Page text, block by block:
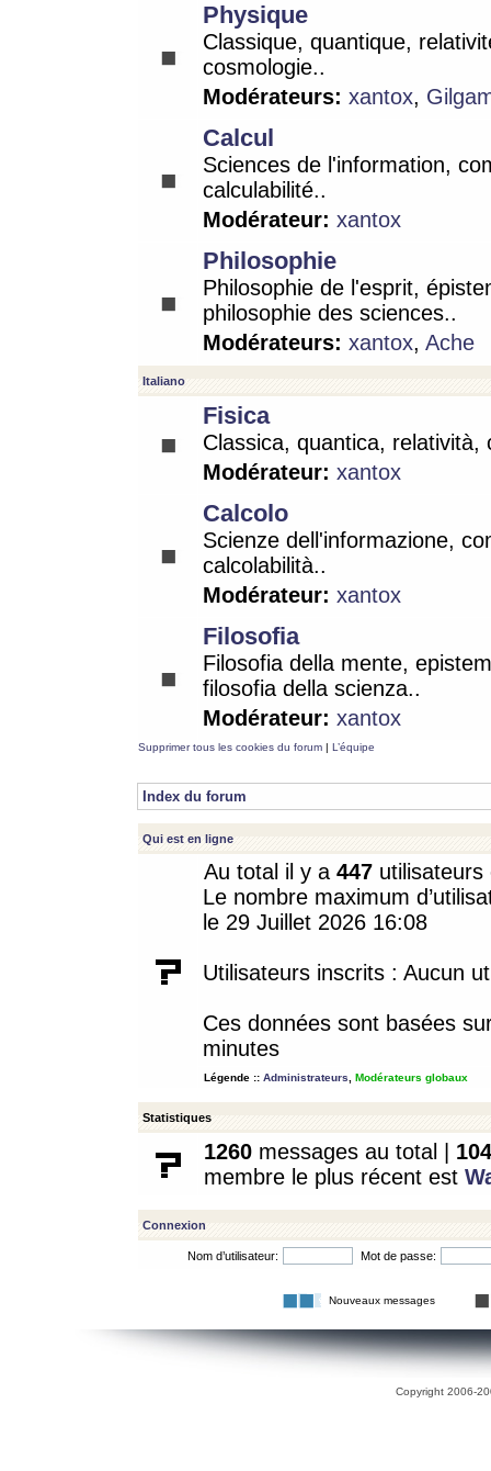
Physique
Classique, quantique,
cosmologie..
Modérateurs: xantox,
Calcul
Sciences de l'information,
calculabilité..
Modérateur: xantox
Philosophie
Philosophie de l'esprit,
philosophie des sciences..
Modérateurs: xantox, Ache
Italiano
Fisica
Classica, quantica, relatività,
Modérateur: xantox
Calcolo
Scienze dell'informazione,
calcolabilità..
Modérateur: xantox
Filosofia
Filosofia della mente,
filosofia della scienza..
Modérateur: xantox
Supprimer tous les cookies du forum | L’équipe
Index du forum
Qui est en ligne
Au total il y a 447
Le nombre maximum
le 29 Juillet 2026 16:08
Utilisateurs inscrits : Aucun
Ces données sont basées
minutes
Légende :: Administrateurs Modérateurs globaux
Statistiques
1260 messages au total | 104
membre le plus récent est
Connexion
Nom d’utilisateur: Mot de passe:
Nouveaux messages
Copyright 2006-